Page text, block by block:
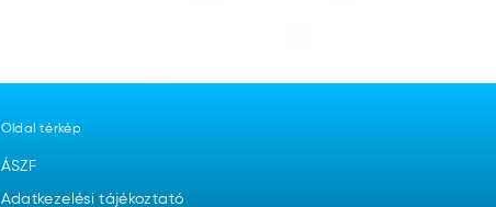
Oldal térkép
ÁSZF
Adatkezelési tájékoztató